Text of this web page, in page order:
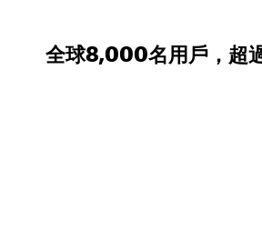
全球8,000名用戶，超